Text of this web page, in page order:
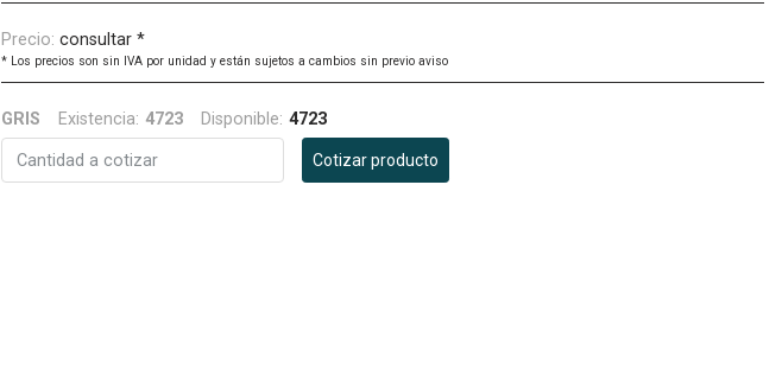
Precio: consultar *
* Los precios son sin IVA por unidad y están sujetos a cambios sin previo aviso
GRIS Existencia: 4723 Disponible: 4723
Cotizar producto